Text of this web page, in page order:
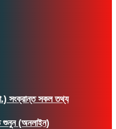
সংক্রান্ত সকল তথ্য
(অনলাইন)